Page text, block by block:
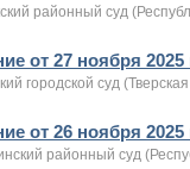
районный суд
от 27 ноября
городской суд
от 26 ноября
районный суд